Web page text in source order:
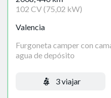
102 CV (75,02 kW)
Valencia
Furgoneta camper con
agua de depósito
3 viajar